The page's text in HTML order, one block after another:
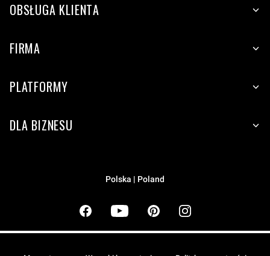
OBSŁUGA KLIENTA
FIRMA
PLATFORMY
DLA BIZNESU
Polska | Poland